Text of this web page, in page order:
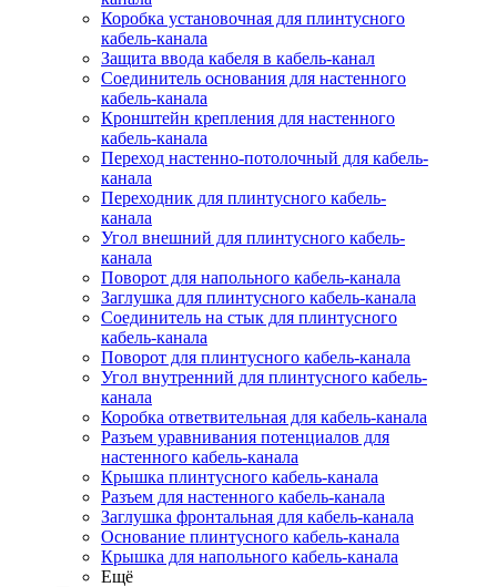
Коробка установочная для плинтусного
кабель-канала
Защита ввода кабеля в кабель-канал
Соединитель основания для настенного
кабель-канала
Кронштейн крепления для настенного
кабель-канала
Переход настенно-потолочный для кабель-
канала
Переходник для плинтусного кабель-
канала
Угол внешний для плинтусного кабель-
канала
Поворот для напольного кабель-канала
Заглушка для плинтусного кабель-канала
Соединитель на стык для плинтусного
кабель-канала
Поворот для плинтусного кабель-канала
Угол внутренний для плинтусного кабель-
канала
Коробка ответвительная для кабель-канала
Разъем уравнивания потенциалов для
настенного кабель-канала
Крышка плинтусного кабель-канала
Разъем для настенного кабель-канала
Заглушка фронтальная для кабель-канала
Основание плинтусного кабель-канала
Крышка для напольного кабель-канала
Ещё